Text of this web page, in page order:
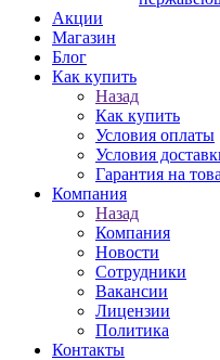
Акции
Магазин
Блог
Как купить
Назад
Как купить
Условия оплаты
Условия
Гарантия на
Компания
Назад
Компания
Новости
Сотрудники
Вакансии
Лицензии
Политика
Контакты